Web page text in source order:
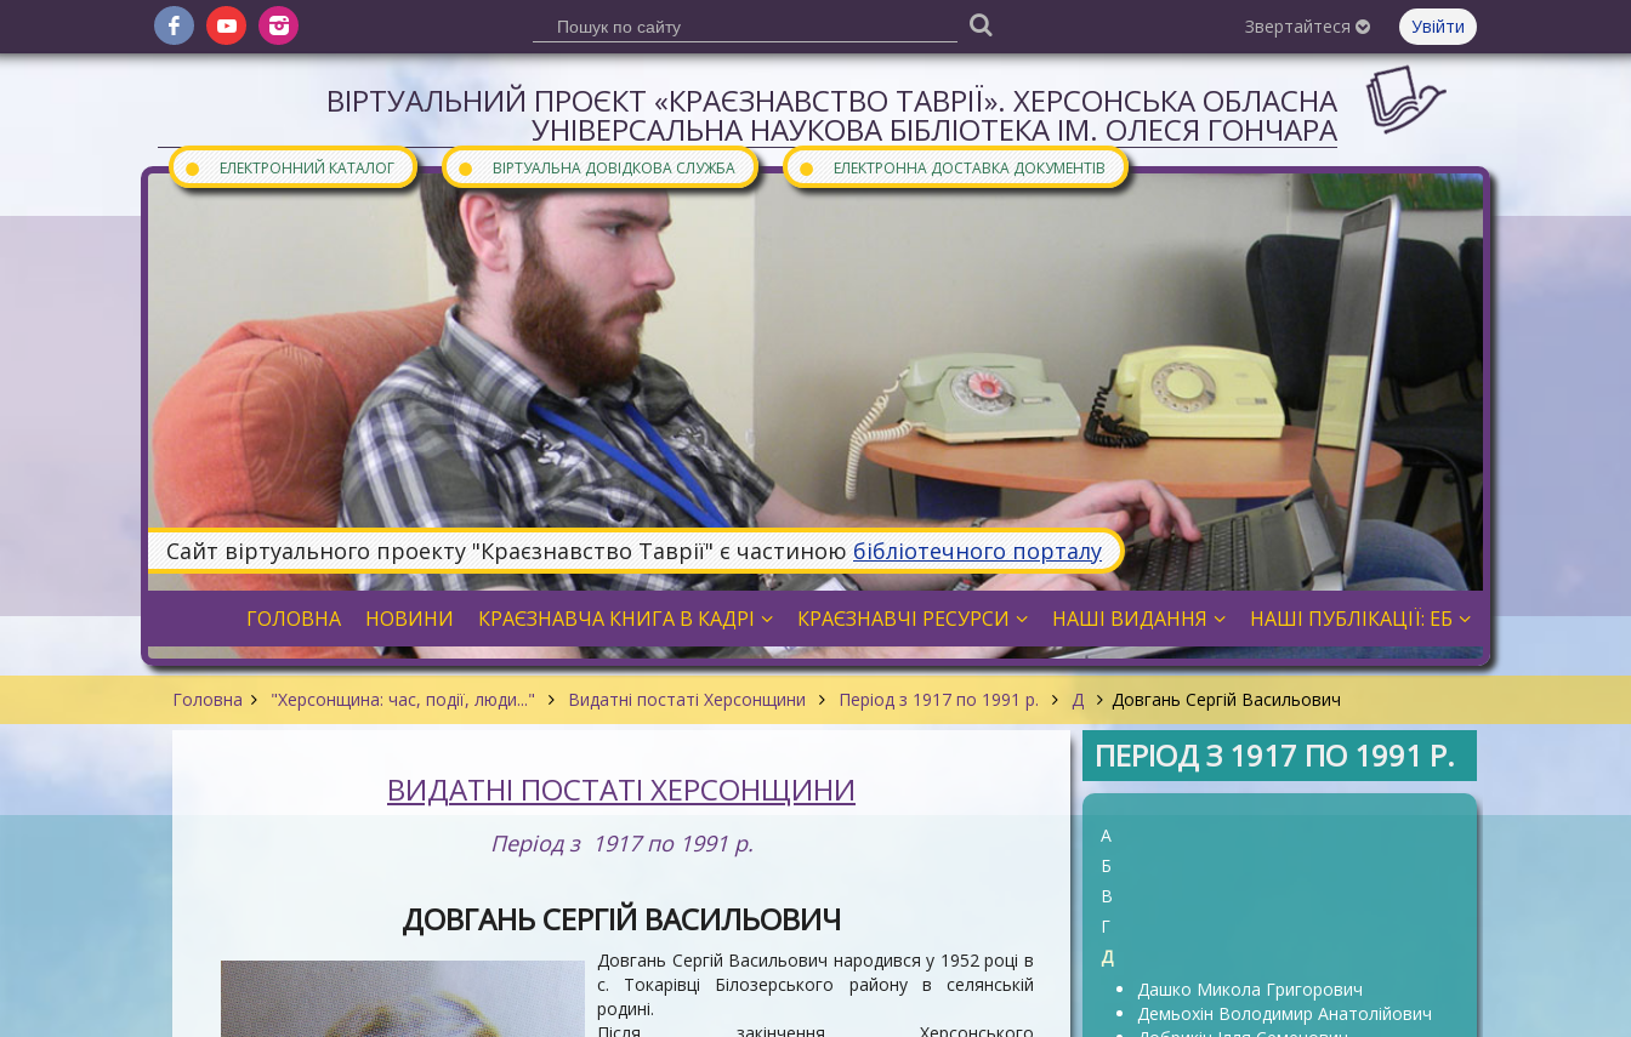
Звертайтеся Увійти
ВІРТУАЛЬНИЙ ПРОЄКТ «КРАЄЗНАВСТВО ТАВРІЇ». ХЕРСОНСЬКА ОБЛАСНА
УНІВЕРСАЛЬНА НАУКОВА БІБЛІОТЕКА ІМ. ОЛЕСЯ ГОНЧАРА
● ЕЛЕКТРОННИЙ КАТАЛОГ ● ВІРТУАЛЬНА ДОВІДКОВА СЛУЖБА ● ЕЛЕКТРОННА ДОСТАВКА ДОКУМЕНТІВ
Сайт віртуального проекту "Краєзнавство Таврії" є частиною бібліотечного порталу
ГОЛОВНА НОВИНИ КРАЄЗНАВЧА КНИГА В КАДРІ КРАЄЗНАВЧІ РЕСУРСИ НАШІ ВИДАННЯ НАШІ ПУБЛІКАЦІЇ: ЕБ
Головна "Херсонщина: час, події, люди..." Видатні постаті Херсонщини Період з 1917 по 1991 р. Д Довгань Сергій Васильович
ПЕРІОД З 1917 ПО 1991 Р.
А
Б
В
Г
Д
Дашко Микола Григорович
Демьохін Володимир Анатолійович
ВИДАТНІ ПОСТАТІ ХЕРСОНЩИНИ
Період з 1917 по 1991 р.
ДОВГАНЬ СЕРГІЙ ВАСИЛЬОВИЧ
Довгань Сергій Васильович народився у 1952 році в
с. Токарівці Білозерського району в селянській
родині.